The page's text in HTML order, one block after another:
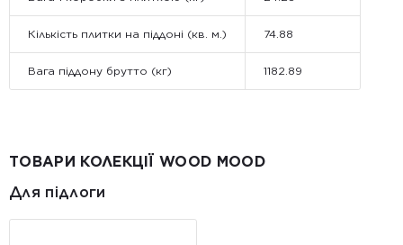
Кількість плитки на піддоні (кв. м.) 74.88
Вага піддону брутто (кг) 1182.89
ТОВАРИ КОЛЕКЦІЇ WOOD MOOD
Для підлоги